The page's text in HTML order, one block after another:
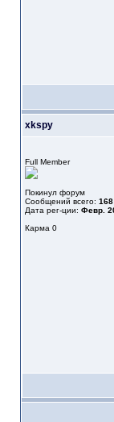
xkspy
Full Member
Покинул форум
Сообщений всего: 168
Дата рег-ции: Февр.
Карма 0